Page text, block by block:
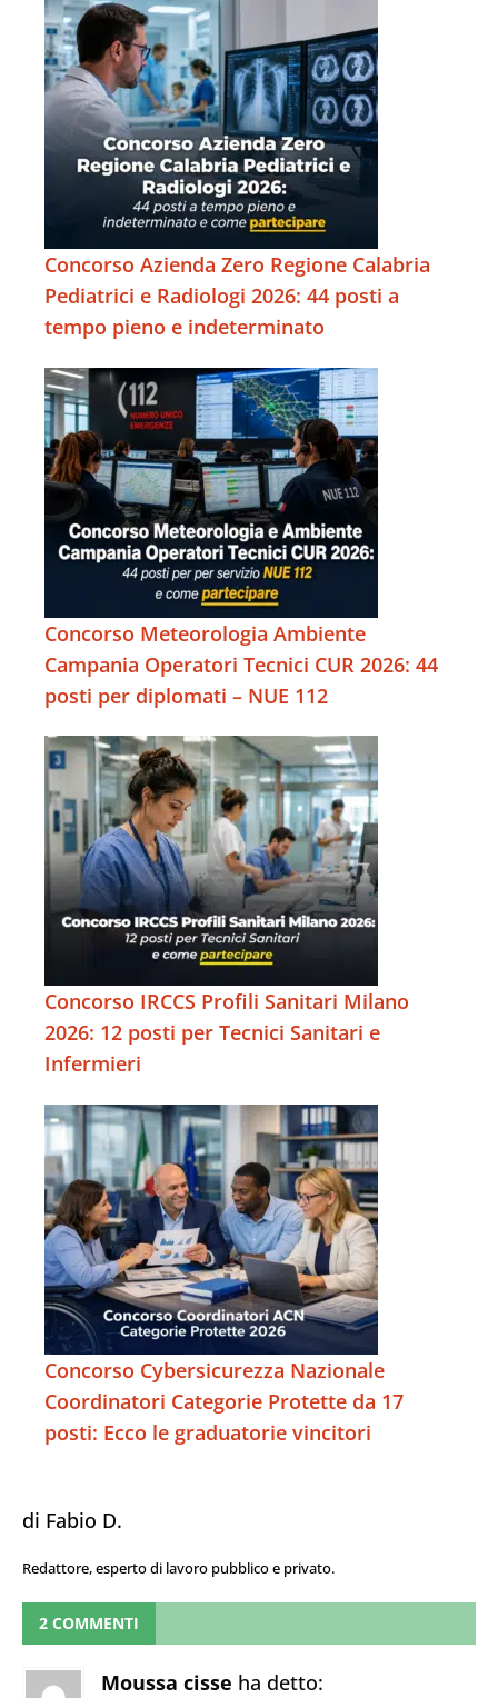
Concorso Azienda Zero Regione Calabria
Pediatrici e Radiologi 2026: 44 posti a
tempo pieno e indeterminato
Concorso Meteorologia Ambiente
Campania Operatori Tecnici CUR 2026: 44
posti per diplomati – NUE 112
Concorso IRCCS Profili Sanitari Milano
2026: 12 posti per Tecnici Sanitari e
Infermieri
Concorso Cybersicurezza Nazionale
Coordinatori Categorie Protette da 17
posti: Ecco le graduatorie vincitori
di Fabio D.
Redattore, esperto di lavoro pubblico e privato.
2 COMMENTI
Moussa cisse ha detto: